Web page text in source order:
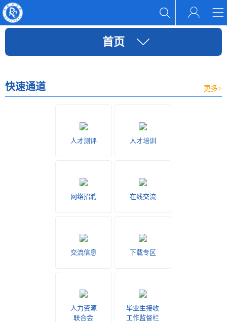
首页
快速通道 更多>
人才测评 人才培训
网络招聘 在线交流
交流信息 下载专区
人力资源
联合会
毕业生接收
工作监督栏